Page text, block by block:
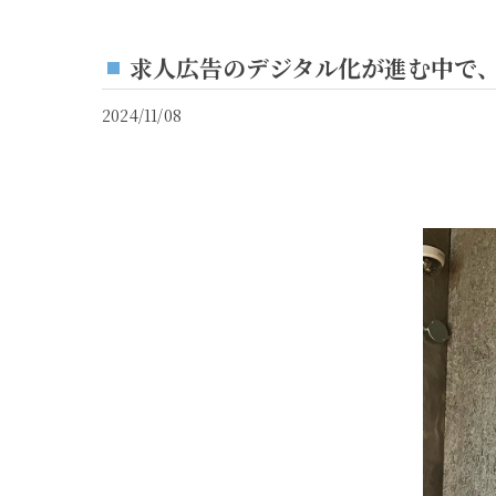
求人広告のデジタル化が進む中で
2024/11/08